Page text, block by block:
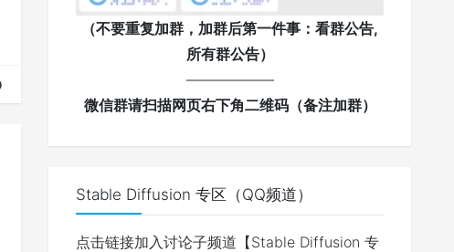
（不要重复加群，加群后第一件事：看群公告,
所有群公告）
——————
微信群请扫描网页右下角二维码（备注加群）
Stable Diffusion 专区（QQ频道）
点击链接加入讨论子频道【Stable Diffusion 专